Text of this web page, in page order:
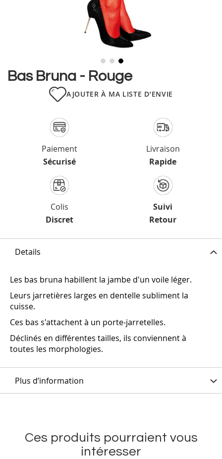
SkipBas Bruna - Rouge
AJOUTER À MA LISTE D’ENVIE
Paiement
Sécurisé
Livraison
Rapide
Colis
Discret
Suivi
Retour
Details
Les bas bruna habillent la jambe d'un voile léger.
Leurs jarretières larges en dentelle subliment la
cuisse.
Ces bas s'attachent à un porte-jarretelles.
Déclinés en différentes tailles, ils conviennent à
toutes les morphologies.
Plus d’information
Ces produits pourraient vous
intéresser